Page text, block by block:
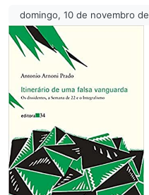
domingo, 10 de novembro